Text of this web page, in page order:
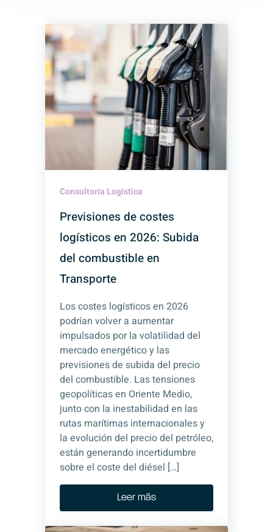
Consultoría Logística
Previsiones de costes
logísticos en 2026: Subida
del combustible en
Transporte
Los costes logísticos en 2026
podrían volver a aumentar
impulsados por la volatilidad del
mercado energético y las
previsiones de subida del precio
del combustible. Las tensiones
geopolíticas en Oriente Medio,
junto con la inestabilidad en las
rutas marítimas internacionales y
la evolución del precio del petróleo,
están generando incertidumbre
sobre el coste del diésel […]
Leer más